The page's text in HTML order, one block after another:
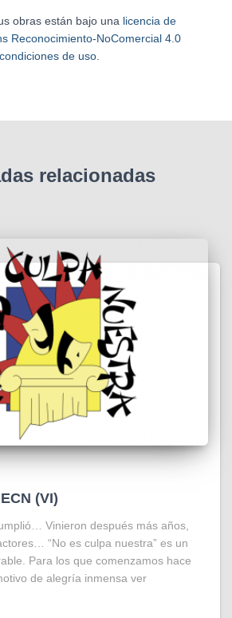
obras están bajo una licencia de
Reconocimiento-NoComercial 4.0
de uso.
relacionadas
(VI)
Vinieron después más años,
“No es culpa nuestra” es un
Para los que comenzamos hace
de alegría inmensa ver